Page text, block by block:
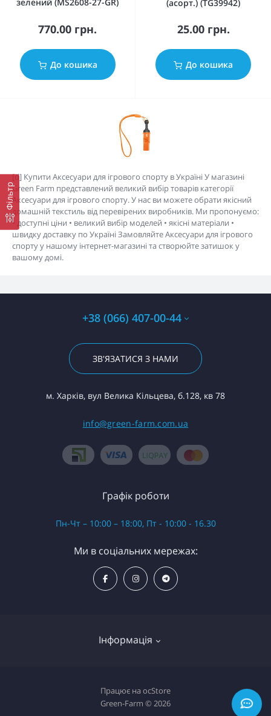
Фільтр
770.00 грн.
До кошика
(асорт.) (TG39942)
25.00 грн.
До кошика
[d] Купити Аксесуари для ігрового спорту в Україні У магазині
Green Farm представлений великий вибір товарів категорії
Аксесуари для ігрового спорту. У нас ви можете обрати якісний
домашній текстиль від перевірених виробників. Ми пропонуємо:
• доступні ціни • великий вибір моделей • якісні матеріали •
швидку доставку по Україні Замовляйте Аксесуари для ігрового
спорту у нашому інтернет-магазині та створюйте затишок у
вашому домі.
+38 (066) 407-00-44
ЗВ'ЯЗАТИСЯ З НАМИ
м. Харків, вул Велика Кільцева, б.128, кв 78
info@green-farm.com.ua
Інформація
Про магазин
Інформація про доставку і оплату
Графік роботи
Пн-Чт – 10:00 – 18:00, Пт - 10:00 - 16.30
Ми в соціальних мережах:
Працює на ocStore
Green-Farm © 2026